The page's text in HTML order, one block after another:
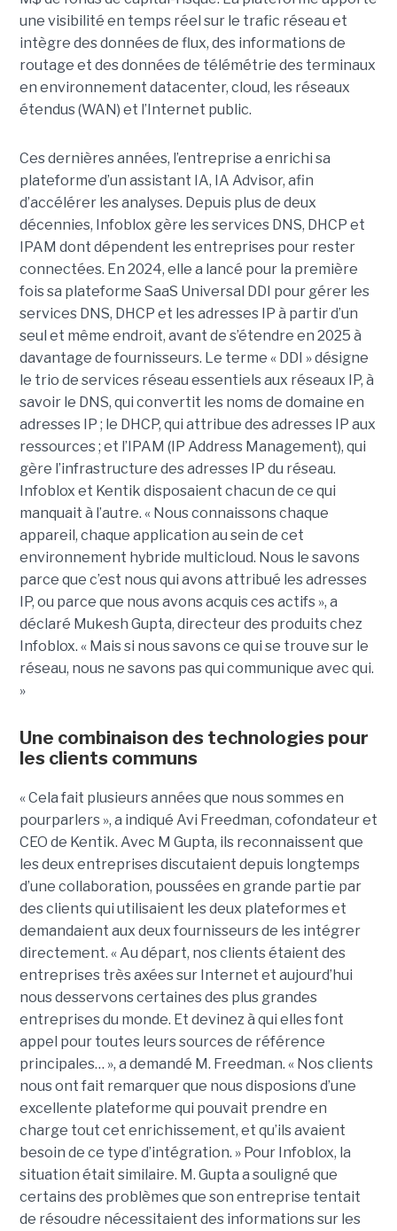
une visibilité en temps réel sur le trafic réseau et
intègre des données de flux, des informations de
routage et des données de télémétrie des terminaux
en environnement datacenter, cloud, les réseaux
étendus (WAN) et l’Internet public.
Ces dernières années, l’entreprise a enrichi sa
plateforme d’un assistant IA, IA Advisor, afin
d’accélérer les analyses. Depuis plus de deux
décennies, Infoblox gère les services DNS, DHCP et
IPAM dont dépendent les entreprises pour rester
connectées. En 2024, elle a lancé pour la première
fois sa plateforme SaaS Universal DDI pour gérer les
services DNS, DHCP et les adresses IP à partir d’un
seul et même endroit, avant de s’étendre en 2025 à
davantage de fournisseurs. Le terme « DDI » désigne
le trio de services réseau essentiels aux réseaux IP, à
savoir le DNS, qui convertit les noms de domaine en
adresses IP ; le DHCP, qui attribue des adresses IP aux
ressources ; et l’IPAM (IP Address Management), qui
gère l’infrastructure des adresses IP du réseau.
Infoblox et Kentik disposaient chacun de ce qui
manquait à l’autre. « Nous connaissons chaque
appareil, chaque application au sein de cet
environnement hybride multicloud. Nous le savons
parce que c’est nous qui avons attribué les adresses
IP, ou parce que nous avons acquis ces actifs », a
déclaré Mukesh Gupta, directeur des produits chez
Infoblox. « Mais si nous savons ce qui se trouve sur le
réseau, nous ne savons pas qui communique avec qui.
»
Une combinaison des technologies pour
les clients communs
« Cela fait plusieurs années que nous sommes en
pourparlers », a indiqué Avi Freedman, cofondateur et
CEO de Kentik. Avec M Gupta, ils reconnaissent que
les deux entreprises discutaient depuis longtemps
d’une collaboration, poussées en grande partie par
des clients qui utilisaient les deux plateformes et
demandaient aux deux fournisseurs de les intégrer
directement. « Au départ, nos clients étaient des
entreprises très axées sur Internet et aujourd’hui
nous desservons certaines des plus grandes
entreprises du monde. Et devinez à qui elles font
appel pour toutes leurs sources de référence
principales… », a demandé M. Freedman. « Nos clients
nous ont fait remarquer que nous disposions d’une
excellente plateforme qui pouvait prendre en
charge tout cet enrichissement, et qu’ils avaient
besoin de ce type d’intégration. » Pour Infoblox, la
situation était similaire. M. Gupta a souligné que
certains des problèmes que son entreprise tentait
de résoudre nécessitaient des informations sur les